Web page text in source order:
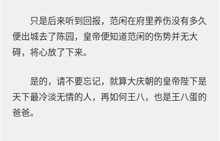
只是后来听到回报，范闲在府里养伤没有多久
便出城去了陈园，皇帝便知道范闲的伤势并无大
碍，将心放了下来。
是的，请不要忘记，就算大庆朝的皇帝陛下是
天下最冷淡无情的人，再如何王八，也是王八蛋的
爸爸。